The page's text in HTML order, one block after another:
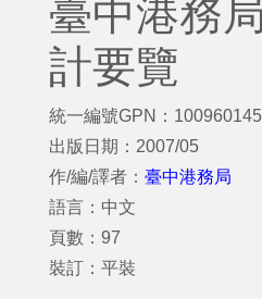
臺中港務
計要覽
統一編號GPN：
出版日期：2007/05
作/編/譯者： 臺中港務局
語言：中文
頁數：97
裝訂：平裝